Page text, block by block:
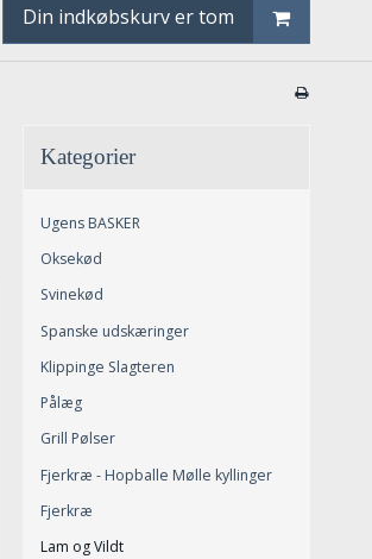
Din indkøbskurv er tom
Kategorier
Ugens BASKER
Oksekød
Svinekød
Spanske udskæringer
Klippinge Slagteren
Pålæg
Grill Pølser
Fjerkræ - Hopballe Mølle kyllinger
Fjerkræ
Lam og Vildt